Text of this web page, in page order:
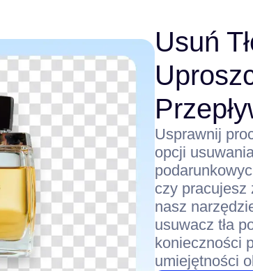
Usuń
Usprawnij
opcji
czy pracujesz
nasz
usuwacz tła
konieczności
umiejętności